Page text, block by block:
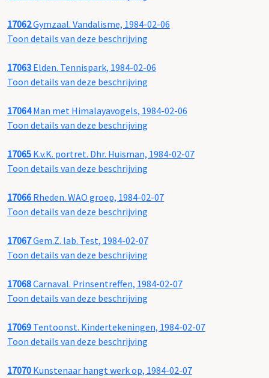
17062Gymzaal. Vandalisme, 1984-02-06
Toon details van deze beschrijving
17063 Elden. Tennispark, 1984-02-06
Toon details van deze beschrijving
17064Man met Himalayavogels, 1984-02-06
Toon details van deze beschrijving
17065 K.v.K. portret. Dhr. Huisman, 1984-02-07
Toon details van deze beschrijving
17066 Rheden. WAO groep, 1984-02-07
Toon details van deze beschrijving
17067Gem.Z. lab. Test, 1984-02-07
Toon details van deze beschrijving
17068Carnaval. Prinsentreffen, 1984-02-07
Toon details van deze beschrijving
17069 Tentoonst. Kindertekeningen, 1984-02-07
Toon details van deze beschrijving
17070 Kunstenaar hangt werk op, 1984-02-07